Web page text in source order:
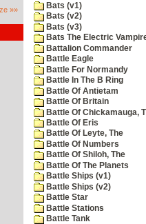
»»
Bats (v1)
Bats (v2)
Bats (v3)
Bats The Electric
Battalion Commander
Battle Eagle
Battle For Normandy
Battle In The B Ring
Battle Of Antietam
Battle Of Britain
Battle Of Chickamauga,
Battle Of Eris
Battle Of Leyte, The
Battle Of Numbers
Battle Of Shiloh, The
Battle Of The Planets
Battle Ships (v1)
Battle Ships (v2)
Battle Star
Battle Stations
Battle Tank